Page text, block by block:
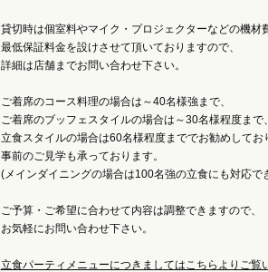
貸切時は個室料やマイク・プロジェクターなどの機材
最低保証料金を設けさせて頂いておりますので、
詳細は店舗までお問い合わせ下さい。
ご着席のコース料理の場合は～40名様強まで、
ご着席のブッフェスタイルの場合は～30名様程度まで
立食スタイルの場合は60名様程度まででお勧めしてお
事前のご見学も承っております。
(メインダイニングの場合は100名強の立食にも対応で
ご予算・ご希望に合わせて内容は調整できますので、
お気軽にお問い合わせ下さい。
立食パーティメニューにつきましてはこちらよりご覧